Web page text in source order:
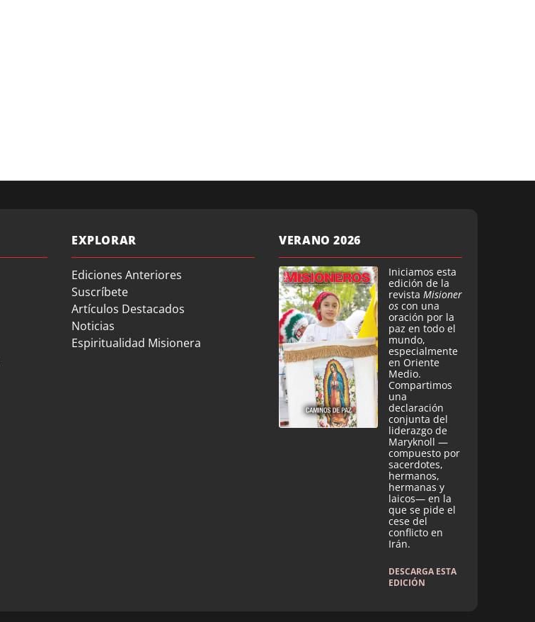
EXPLORAR
Ediciones Anteriores
Suscríbete
Artículos Destacados
Noticias
Espiritualidad Misionera
VERANO 2026
Iniciamos esta
edición de la
revista Misioner
os con una
oración por la
paz en todo el
mundo,
especialmente
en Oriente
Medio.
Compartimos
una
declaración
conjunta del
liderazgo de
Maryknoll —
compuesto por
sacerdotes,
hermanos,
hermanas y
laicos— en la
que se pide el
cese del
conflicto en
Irán.
DESCARGA ESTA
EDICIÓN